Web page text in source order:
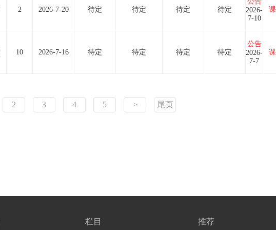
2 2026-7-20 待定 待定 待定 待定
2026-
7-10
10 2026-7-16 待定 待定 待定 待定
公告
2026-
7-7
2 3 4 5 > 尾页
栏目 推荐